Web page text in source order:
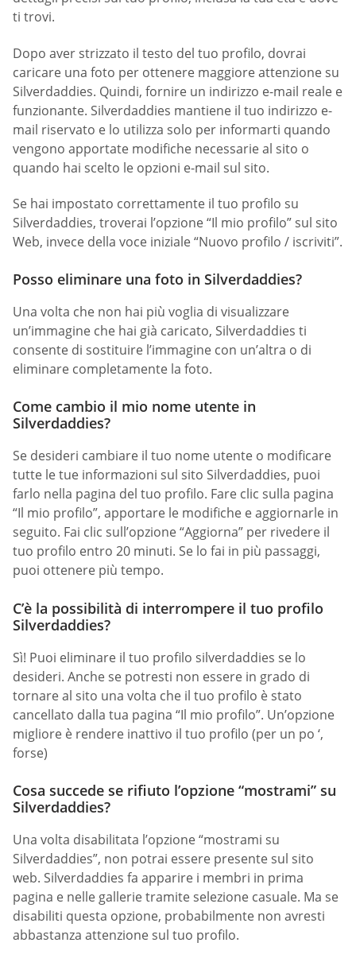
ti trovi.
Dopo aver strizzato il testo del tuo profilo, dovrai
caricare una foto per ottenere maggiore attenzione su
Silverdaddies. Quindi, fornire un indirizzo e-mail reale e
funzionante. Silverdaddies mantiene il tuo indirizzo e-
mail riservato e lo utilizza solo per informarti quando
vengono apportate modifiche necessarie al sito o
quando hai scelto le opzioni e-mail sul sito.
Se hai impostato correttamente il tuo profilo su
Silverdaddies, troverai l’opzione “Il mio profilo” sul sito
Web, invece della voce iniziale “Nuovo profilo / iscriviti”.
Posso eliminare una foto in Silverdaddies?
Una volta che non hai più voglia di visualizzare
un’immagine che hai già caricato, Silverdaddies ti
consente di sostituire l’immagine con un’altra o di
eliminare completamente la foto.
Come cambio il mio nome utente in
Silverdaddies?
Se desideri cambiare il tuo nome utente o modificare
tutte le tue informazioni sul sito Silverdaddies, puoi
farlo nella pagina del tuo profilo. Fare clic sulla pagina
“Il mio profilo”, apportare le modifiche e aggiornarle in
seguito. Fai clic sull’opzione “Aggiorna” per rivedere il
tuo profilo entro 20 minuti. Se lo fai in più passaggi,
puoi ottenere più tempo.
C’è la possibilità di interrompere il tuo profilo
Silverdaddies?
Sì! Puoi eliminare il tuo profilo silverdaddies se lo
desideri. Anche se potresti non essere in grado di
tornare al sito una volta che il tuo profilo è stato
cancellato dalla tua pagina “Il mio profilo”. Un’opzione
migliore è rendere inattivo il tuo profilo (per un po ‘,
forse)
Cosa succede se rifiuto l’opzione “mostrami” su
Silverdaddies?
Una volta disabilitata l’opzione “mostrami su
Silverdaddies”, non potrai essere presente sul sito
web. Silverdaddies fa apparire i membri in prima
pagina e nelle gallerie tramite selezione casuale. Ma se
disabiliti questa opzione, probabilmente non avresti
abbastanza attenzione sul tuo profilo.